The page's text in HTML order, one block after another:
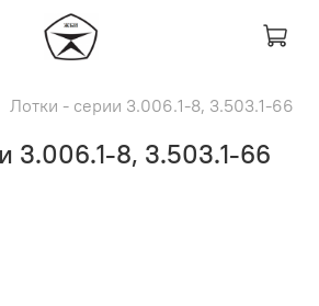
Лотки - серии 3.006.1-8, 3.503.1-66
3.006.1-8, 3.503.1-66